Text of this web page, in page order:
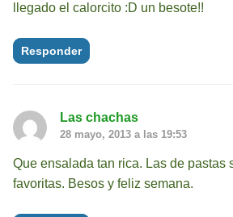
llegado el calorcito :D un besote!!
Responder
Las chachas
28 mayo, 2013 a las 19:53
Que ensalada tan rica. Las de pastas
favoritas. Besos y feliz semana.